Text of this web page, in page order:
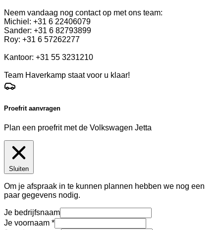
Neem vandaag nog contact op met ons team:
Michiel: +31 6 22406079
Sander: +31 6 82793899
Roy: +31 6 57262277
Kantoor: +31 55 3231210
Team Haverkamp staat voor u klaar!
Proefrit aanvragen
Plan een proefrit met de Volkswagen Jetta
Sluiten
Om je afspraak in te kunnen plannen hebben we nog een
paar gegevens nodig.
Je bedrijfsnaam
Je voornaam